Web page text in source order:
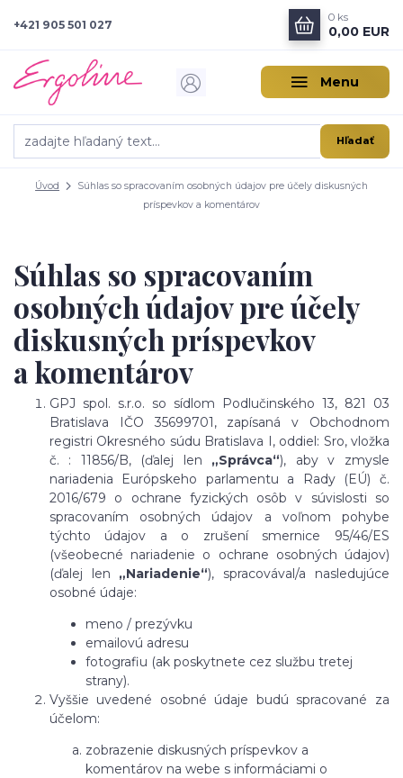
Menu
Hľadať
+421 905 501 027
0 ks
0,00 EUR
Úvod
Súhlas so spracovaním osobných údajov pre účely diskusných
príspevkov a komentárov
Súhlas so spracovaním
osobných údajov pre účely
diskusných príspevkov
a komentárov
GPJ spol. s.r.o. so sídlom Podlučinského 13, 821 03
Bratislava IČO 35699701, zapísaná v Obchodnom
registri Okresného súdu Bratislava I, oddiel: Sro, vložka
č. : 11856/B,(ďalej len „Správca“), aby v zmysle
nariadenia Európskeho parlamentu a Rady (EÚ) č.
2016/679 o ochrane fyzických osôb v súvislosti so
spracovaním osobných údajov a voľnom pohybe
týchto údajov a o zrušení smernice 95/46/ES
(všeobecné nariadenie o ochrane osobných údajov)
(ďalej len „Nariadenie“), spracovával/a nasledujúce
osobné údaje:
meno / prezývku
emailovú adresu
fotografiu (ak poskytnete cez službu tretej
strany).
Vyššie uvedené osobné údaje budú spracované za
účelom:
zobrazenie diskusných príspevkov a
komentárov na webe s informáciami o